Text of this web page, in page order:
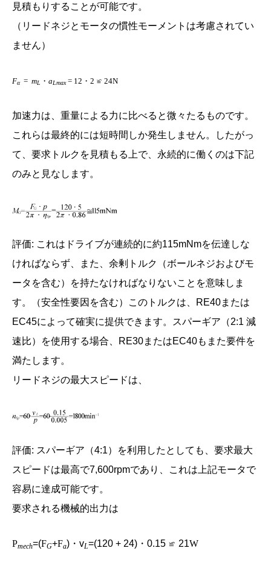
見積もりすることが可能です。
（リードネジとモータの慣性モーメントは考慮されてい
ません）
Fα = mL ・ aLmax= 12・2 ≌ 24N
加速力は、重量による力に比べると微々たるものです。
これらは最終的には短時間しか発生しません。したがっ
て、要求トルクを見積もる上で、永続的に働くのは下記
のみと見なします。
評価: これはドライブが連続的に約115mNmを伝達しな
ければならず、また、余剰トルク（ボールネジおよびモ
ータを含む）を持たなければなりないことを意味しま
す。（安全性要因を含む）このトルクは、RE40または
EC45によって確実に提供できます。スパーギア（2:1 減
速比）を使用する場合、RE30またはEC40もまた要件を
満たします。
リードネジの最大スピードは、
評価: スパーギア（4:1）を利用したとしても、要求最大
スピードは最高で7,600rpmであり、これは上記モータで
容易に達成可能です。
要求される機械的出力は
Pmech=(FG+Fa)・vL=(120 + 24)・0.15 ≌ 21W